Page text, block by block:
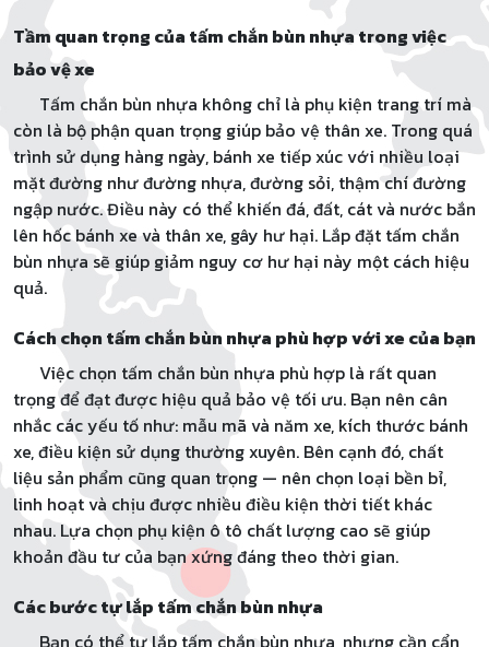
Tầm quan trọng của tấm chắn bùn nhựa trong việc
bảo vệ xe
Tấm chắn bùn nhựa không chỉ là phụ kiện trang trí mà
còn là bộ phận quan trọng giúp bảo vệ thân xe. Trong quá
trình sử dụng hàng ngày, bánh xe tiếp xúc với nhiều loại
mặt đường như đường nhựa, đường sỏi, thậm chí đường
ngập nước. Điều này có thể khiến đá, đất, cát và nước bắn
lên hốc bánh xe và thân xe, gây hư hại. Lắp đặt tấm chắn
bùn nhựa sẽ giúp giảm nguy cơ hư hại này một cách hiệu
quả.
Cách chọn tấm chắn bùn nhựa phù hợp với xe của bạn
Việc chọn tấm chắn bùn nhựa phù hợp là rất quan
trọng để đạt được hiệu quả bảo vệ tối ưu. Bạn nên cân
nhắc các yếu tố như: mẫu mã và năm xe, kích thước bánh
xe, điều kiện sử dụng thường xuyên. Bên cạnh đó, chất
liệu sản phẩm cũng quan trọng — nên chọn loại bền bỉ,
linh hoạt và chịu được nhiều điều kiện thời tiết khác
nhau. Lựa chọn phụ kiện ô tô chất lượng cao sẽ giúp
khoản đầu tư của bạn xứng đáng theo thời gian.
Các bước tự lắp tấm chắn bùn nhựa
Bạn có thể tự lắp tấm chắn bùn nhựa, nhưng cần cẩn